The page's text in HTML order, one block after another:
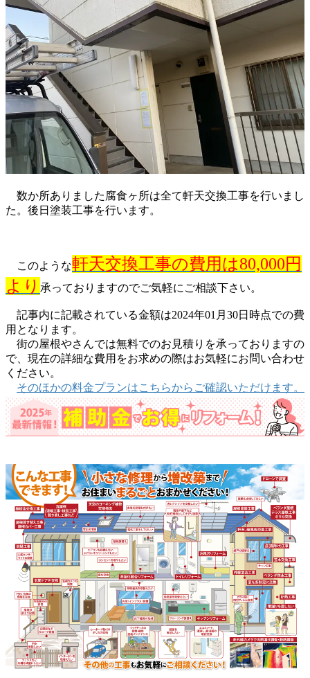
数か所ありました腐食ヶ所は全て軒天交換工事を行いまし
た。後日塗装工事を行います。
このような軒天交換工事の費用は80,000円
より 承っておりますのでご気軽にご相談下さい。
記事内に記載されている金額は2024年01月30日時点での費
用となります。
街の屋根やさんでは無料でのお見積りを承っておりますの
で、現在の詳細な費用をお求めの際はお気軽にお問い合わせ
ください。
そのほかの料金プランはこちらからご確認いただけます。